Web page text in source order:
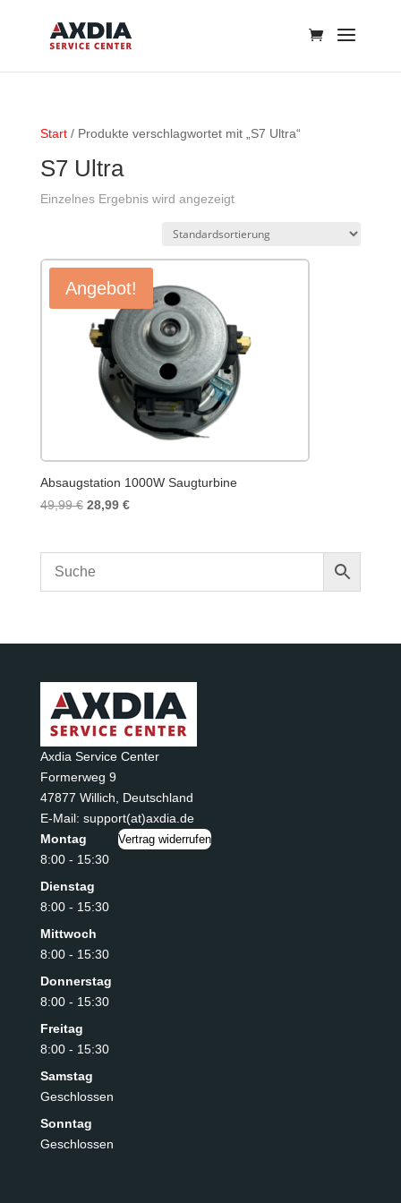
Start/ Produkte verschlagwortet mit „S7 Ultra“
S7 Ultra
Einzelnes Ergebnis wird angezeigt
Angebot!
Absaugstation 1000W Saugturbine
49,99€ Ursprünglicher
49,99 €
28,99 €Aktueller
Axdia Service Center
Formerweg 9
47877 Willich
Deutschland
E-Mail: support(at)axdia.de
Montag
8:00 - 15:30
Dienstag
8:00 - 15:30
Mittwoch
8:00 - 15:30
Donnerstag
8:00 - 15:30
Freitag
8:00 - 15:30
Samstag
Geschlossen
Sonntag
Geschlossen
Vertrag widerrufen